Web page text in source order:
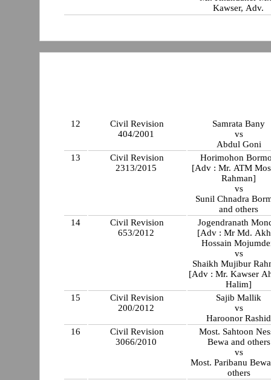
Kawser, Adv.
12
Civil Revision
404/2001
Samrata Bany
vs
Abdul Goni
13
Civil Revision
2313/2015
Horimohon
[Adv : Mr. ATM
Rahman]
vs
Sunil Chnadra
and others
14
Civil Revision
653/2012
Jogendranath
[Adv : Mr Md.
Hossain
vs
Shaikh Mujibur
[Adv : Mr. Kawser
Halim]
15
Civil Revision
200/2012
Sajib Mallik
vs
Haroonor Rashid
16
Civil Revision
3066/2010
Most. Sahtoon
Bewa and others
vs
Most. Paribanu
others